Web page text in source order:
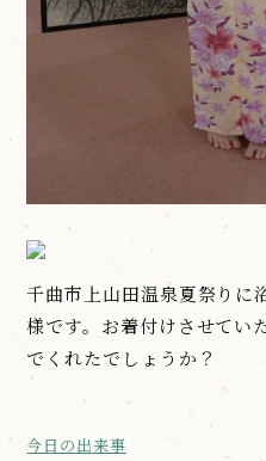
千曲市上山田温泉夏祭りに
様です。お着付けさせてい
でくれたでしょうか？
今日の出来事